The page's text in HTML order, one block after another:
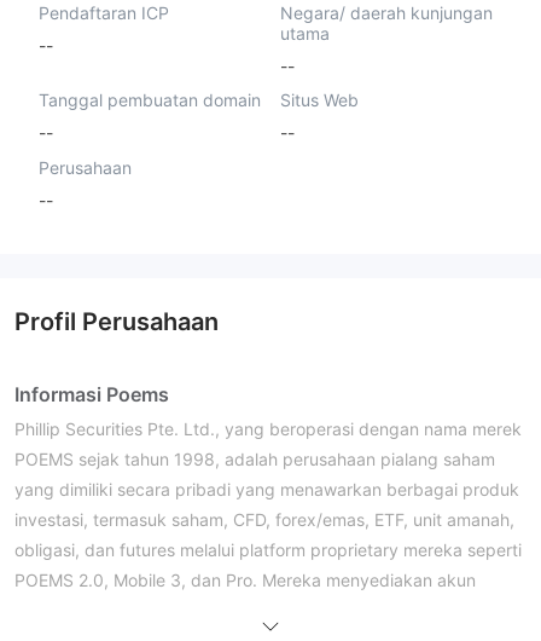
Pendaftaran ICP
--
Negara/ daerah kunjungan
utama
--
Tanggal pembuatan domain
--
Situs Web
--
Perusahaan
--
Profil Perusahaan
Informasi Poems
Phillip Securities Pte. Ltd., yang beroperasi dengan nama merek
POEMS sejak tahun 1998, adalah perusahaan pialang saham
yang dimiliki secara pribadi yang menawarkan berbagai produk
investasi, termasuk saham, CFD, forex/emas, ETF, unit amanah,
obligasi, dan futures melalui platform proprietary mereka seperti
POEMS 2.0, Mobile 3, dan Pro. Mereka menyediakan akun